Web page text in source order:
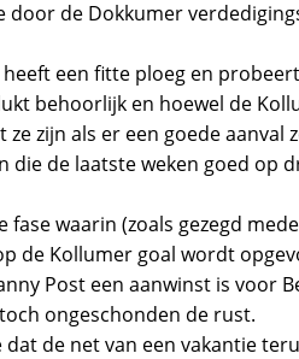
de Dokkumer
een fitte ploeg en
behoorlijk en hoewel de
zijn als er een goede
de laatste weken goed op
waarin (zoals gezegd
de Kollumer goal wordt
Post een aanwinst is voor
ongeschonden de rust.
de net van een vakantie